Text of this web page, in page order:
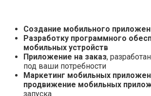
Создание мобильного
Разработку программного
мобильных устройств
Приложение на заказ,
под ваши потребности
Маркетинг мобильных
продвижение мобильных
запуска